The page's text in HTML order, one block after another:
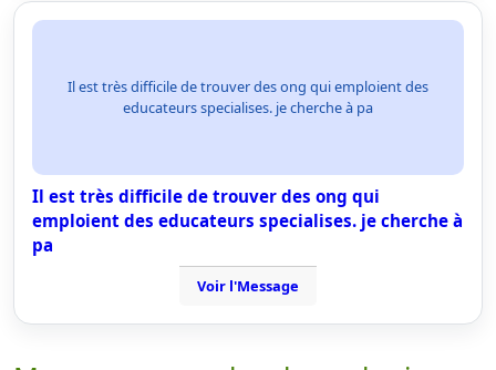
Il est très difficile de trouver des ong qui emploient des
educateurs specialises. je cherche à pa
Il est très difficile de trouver des ong qui
emploient des educateurs specialises. je cherche à
pa
Voir l'Message